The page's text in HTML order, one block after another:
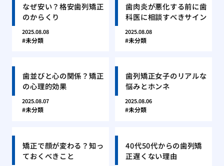
なぜ安い？格安歯列矯正
のからくり
2025.08.08
未分類
歯肉炎が悪化する前に歯
科医に相談すべきサイン
2025.08.08
未分類
歯並びと心の関係？矯正
の心理的効果
2025.08.07
未分類
歯列矯正女子のリアルな
悩みとホンネ
2025.08.06
未分類
矯正で顔が変わる？知っ
ておくべきこと
40代50代からの歯列矯
正遅くない理由